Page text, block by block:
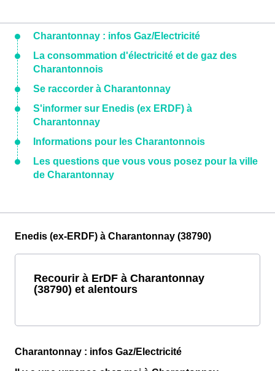
Charantonnay : infos Gaz/Electricité
La consommation d'électricité et de gaz des
Charantonnois
Se raccorder à Charantonnay
S'informer sur Enedis (ex ERDF) à
Charantonnay
Informations pour les Charantonnois
Les questions que vous vous posez pour la ville
de Charantonnay
Enedis (ex-ERDF) à Charantonnay (38790)
Recourir à ErDF à Charantonnay
(38790) et alentours
Charantonnay : infos Gaz/Electricité